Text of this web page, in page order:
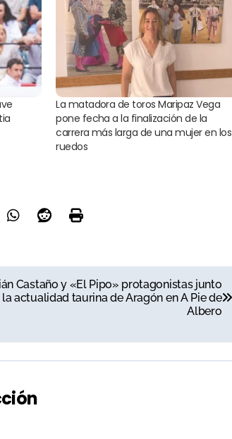
La matadora de toros Maripaz Vega
pone fecha a la finalización de la
carrera más larga de una mujer en los
ruedos
Castaño y «El Pipo» protagonistas junto
actualidad taurina de Aragón en A Pie de
Albero